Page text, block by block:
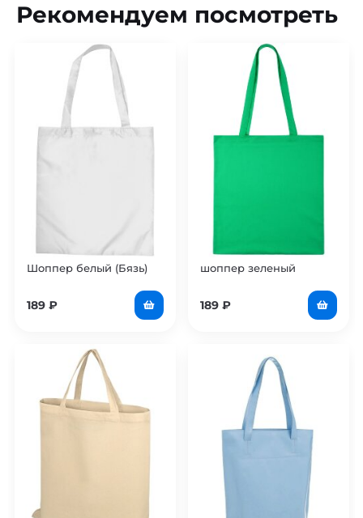
Рекомендуем посмотреть
Шоппер белый (Бязь)
189 ₽
шоппер зеленый
189 ₽